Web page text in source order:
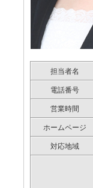
担当者名
電話番号
営業時間
ホームページ
対応地域